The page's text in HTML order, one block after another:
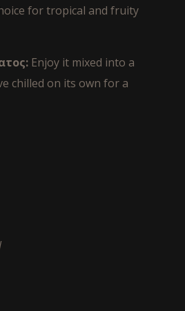
for tropical and fruity
Enjoy it mixed into a
chilled on its own for a